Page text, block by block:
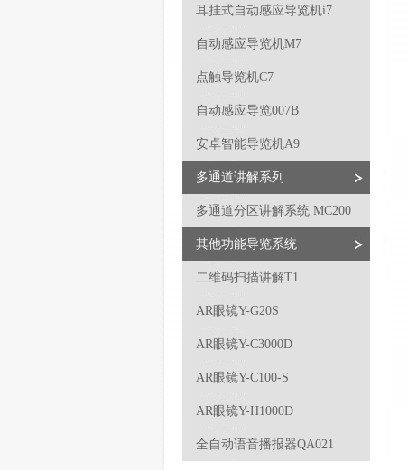
耳挂式自动感应导览机i7
自动感应导览机M7
点触导览机C7
自动感应导览007B
安卓智能导览机A9
多通道讲解系列
多通道分区讲解系统 MC200
其他功能导览系统
二维码扫描讲解T1
AR眼镜Y-G20S
AR眼镜Y-C3000D
AR眼镜Y-C100-S
AR眼镜Y-H1000D
全自动语音播报器QA021